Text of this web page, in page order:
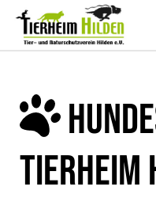
TIERHEIM